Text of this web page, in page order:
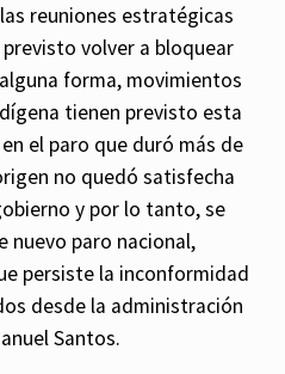
reuniones estratégicas
volver a bloquear
forma, movimientos
tienen previsto esta
el paro que duró más de
no quedó satisfecha
y por lo tanto, se
nuevo paro nacional,
persiste la inconformidad
desde la administración
Santos.